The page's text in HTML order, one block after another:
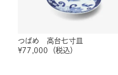
つばめ 高台七寸皿
¥77,000 （税込）